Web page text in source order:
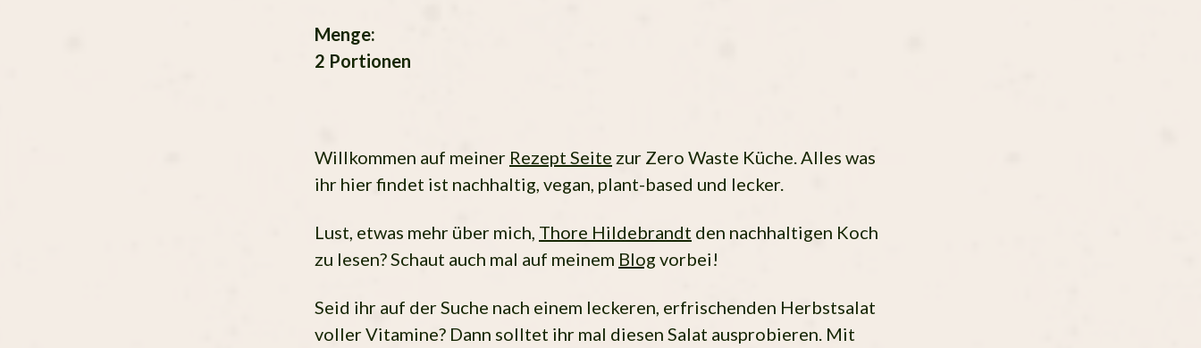
Menge:
2 Portionen
Willkommen auf meiner Rezept Seite zur Zero Waste Küche. Alles was
ihr hier findet ist nachhaltig, vegan, plant-based und lecker.
Lust, etwas mehr über mich, Thore Hildebrandt den nachhaltigen Koch
zu lesen? Schaut auch mal auf meinem Blog vorbei!
Seid ihr auf der Suche nach einem leckeren, erfrischenden Herbstsalat
voller Vitamine? Dann solltet ihr mal diesen Salat ausprobieren. Mit